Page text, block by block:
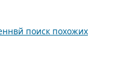
поиск похожих